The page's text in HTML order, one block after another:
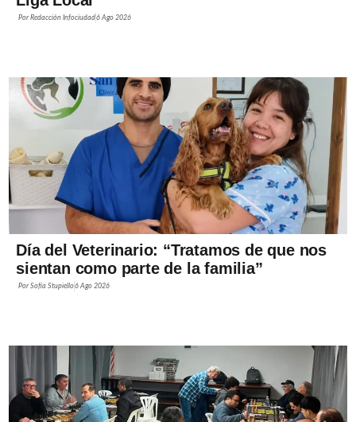
PorRedacción Infociudad6 Ago 2026
Día del Veterinario: “Tratamos de que nos
sientan como parte de la familia”
PorSofía Stupiello6 Ago 2026